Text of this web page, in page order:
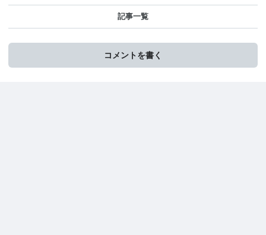
記事一覧
コメントを書く